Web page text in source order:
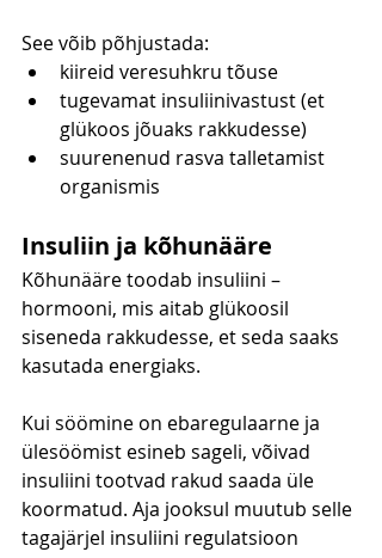
See võib põhjustada:
kiireid veresuhkru tõuse
tugevamat insuliinivastust (et
glükoos jõuaks rakkudesse)
suurenenud rasva talletamist
organismis
Insuliin ja kõhunääre
Kõhunääre toodab insuliini –
hormooni, mis aitab glükoosil
siseneda rakkudesse, et seda saaks
kasutada energiaks.
Kui söömine on ebaregulaarne ja
ülesöömist esineb sageli, võivad
insuliini tootvad rakud saada üle
koormatud. Aja jooksul muutub selle
tagajärjel insuliini regulatsioon